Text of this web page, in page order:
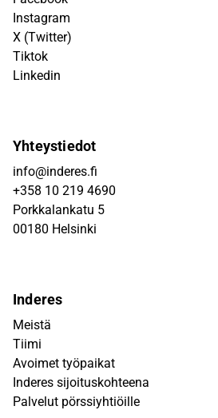
Instagram
X (Twitter)
Tiktok
Linkedin
Yhteystiedot
info@inderes.fi
+358 10 219 4690
Porkkalankatu 5
00180 Helsinki
Inderes
Meistä
Tiimi
Avoimet työpaikat
Inderes sijoituskohteena
Palvelut pörssiyhtiöille